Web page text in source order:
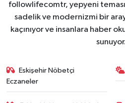
followlifecomtr, yepyeni
sadelik ve modernizmi bir
kaçınıyor ve insanlara haber
sunuyor.
Eskişehir Nöbetçi
Eczaneler